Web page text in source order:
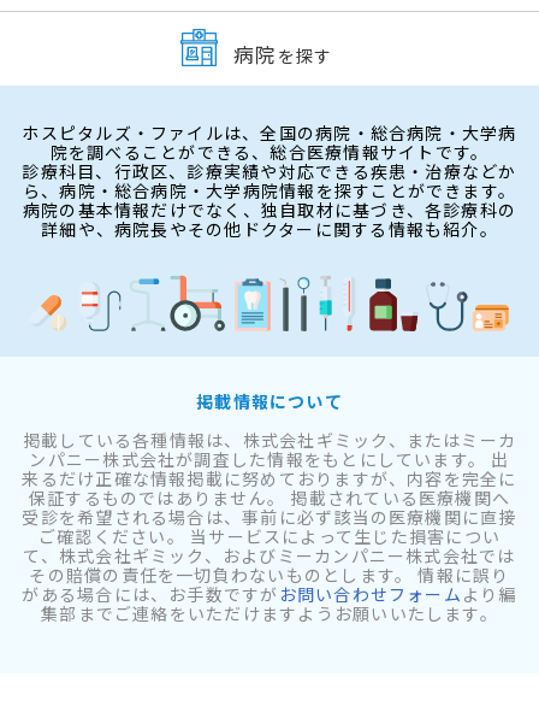
病院 を探す
ホスピタルズ・ファイルは、全国の病院・総合病院・大学病
院を調べることができる、総合医療情報サイトです。
診療科目、行政区、診療実績や対応できる疾患・治療などか
ら、病院・総合病院・大学病院情報を探すことができます。
病院の基本情報だけでなく、独自取材に基づき、各診療科の
詳細や、病院長やその他ドクターに関する情報も紹介。
掲載情報について
掲載している各種情報は、株式会社ギミック、またはミーカ
ンパニー株式会社が調査した情報をもとにしています。 出
来るだけ正確な情報掲載に努めておりますが、内容を完全に
保証するものではありません。 掲載されている医療機関へ
受診を希望される場合は、事前に必ず該当の医療機関に直接
ご確認ください。 当サービスによって生じた損害につい
て、株式会社ギミック、およびミーカンパニー株式会社では
その賠償の責任を一切負わないものとします。 情報に誤り
がある場合には、お手数ですが お問い合わせフォーム より編
集部までご連絡をいただけますようお願いいたします。